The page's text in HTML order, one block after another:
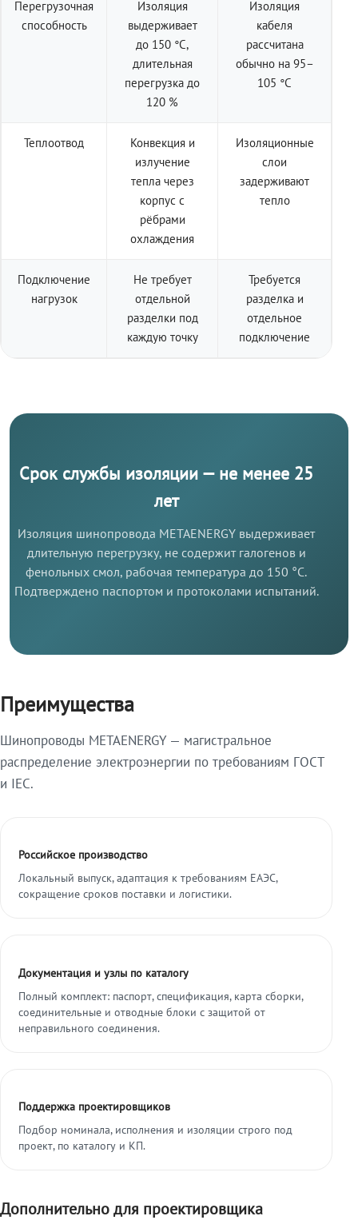
Перегрузочная
способность
Изоляция
выдерживает
до 150 °C,
длительная
перегрузка до
120 %
Изоляция
кабеля
рассчитана
обычно на 95–
105 °C
Теплоотвод
Конвекция и
излучение
тепла через
корпус с
рёбрами
охлаждения
Изоляционные
слои
задерживают
тепло
Подключение
нагрузок
Не требует
отдельной
разделки под
каждую точку
Требуется
разделка и
отдельное
подключение
Срок службы изоляции — не менее 25
лет
Изоляция шинопровода METAENERGY выдерживает
длительную перегрузку, не содержит галогенов и
фенольных смол, рабочая температура до 150 °C.
Подтверждено паспортом и протоколами испытаний.
Преимущества
Шинопроводы METAENERGY — магистральное
распределение электроэнергии по требованиям ГОСТ
и IEC.
Российское производство
Локальный выпуск, адаптация к требованиям ЕАЭС,
сокращение сроков поставки и логистики.
Документация и узлы по каталогу
Полный комплект: паспорт, спецификация, карта сборки,
соединительные и отводные блоки с защитой от
неправильного соединения.
Поддержка проектировщиков
Подбор номинала, исполнения и изоляции строго под
проект, по каталогу и КП.
Дополнительно для проектировщика